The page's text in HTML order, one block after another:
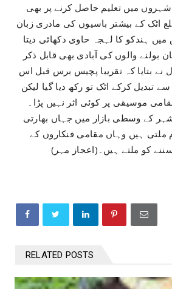
میں تعلیم حاصل کرنے پر بھی
اٹک کے بیشتر باسیوں کی مادری زبان
ہندکو کا لہجہ حاوی دکھائی دیتا
بولنے والوں کی آبادی بھی قابل ذکر
نے بتایا کہ تقریبا پچیس برس قبل اس
تبدیل کرکے اٹک تو رکھ دیا گیا لیکن
موسیقی پر کوئی اثر نہیں پڑا۔
کے وسطی بازار میں جہاں بھارتی
ہیں وہاں مقامی فنکاروں کے
کو ملتے ہیں۔(اعجاز مہر)
RELATED POSTS